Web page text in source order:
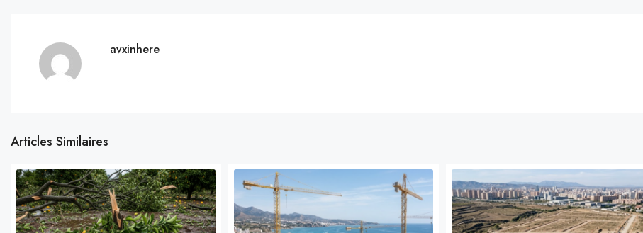
avxinhere
Articles Similaires